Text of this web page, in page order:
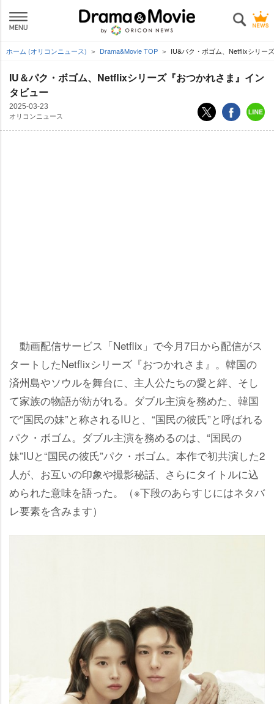
ホーム (オリコンニュース) Drama&Movie TOP IU&パク・ボゴム、Netflixシリー
IU＆パク・ボゴム、Netflixシリーズ『おつかれさま』イン
タビュー
2025-03-23
オリコンニュース
動画配信サービス「Netflix」で今月7日から配信がス
タートしたNetflixシリーズ『おつかれさま』。韓国の
済州島やソウルを舞台に、主人公たちの愛と絆、そし
て家族の物語が紡がれる。ダブル主演を務めた、韓国
で“国民の妹”と称されるIUと、“国民の彼氏”と呼ばれる
パク・ボゴム。ダブル主演を務めるのは、“国民の
妹”IUと“国民の彼氏”パク・ボゴム。本作で初共演した2
人が、お互いの印象や撮影秘話、さらにタイトルに込
められた意味を語った。（※下段のあらすじにはネタバ
レ要素を含みます）